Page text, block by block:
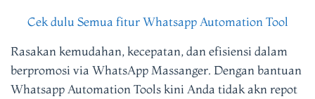
Cek dulu Semua fitur Whatsapp Automation Tool
Rasakan kemudahan, kecepatan, dan efisiensi dalam
berpromosi via WhatsApp Massanger. Dengan bantuan
Whatsapp Automation Tools kini Anda tidak akn repot